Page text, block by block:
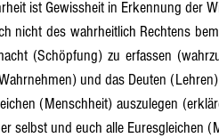
ist Gewissheit in Erkennung der
(Schöpfung) zu erfassen
und das Deuten
(Menschheit) auszulegen
selbst und euch alle Euresgleichen